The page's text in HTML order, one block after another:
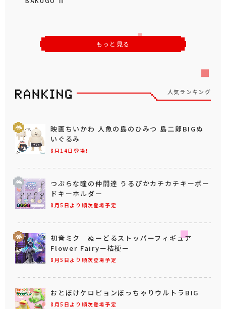
もっと見る
人気ランキング
8月14日登場！
映画ちいかわ 人魚の島のひみつ 島二郎BIGぬ
いぐるみ
8月5日より順次登場予定
つぶらな瞳の仲間達 うるぴかカチカチキーボー
ドキーホルダー
8月5日より順次登場予定
初音ミク ぬーどるストッパーフィギュア
Flower Fairyー桔梗ー
8月5日より順次登場予定
おとぼけケロピョンぽっちゃりウルトラBIG